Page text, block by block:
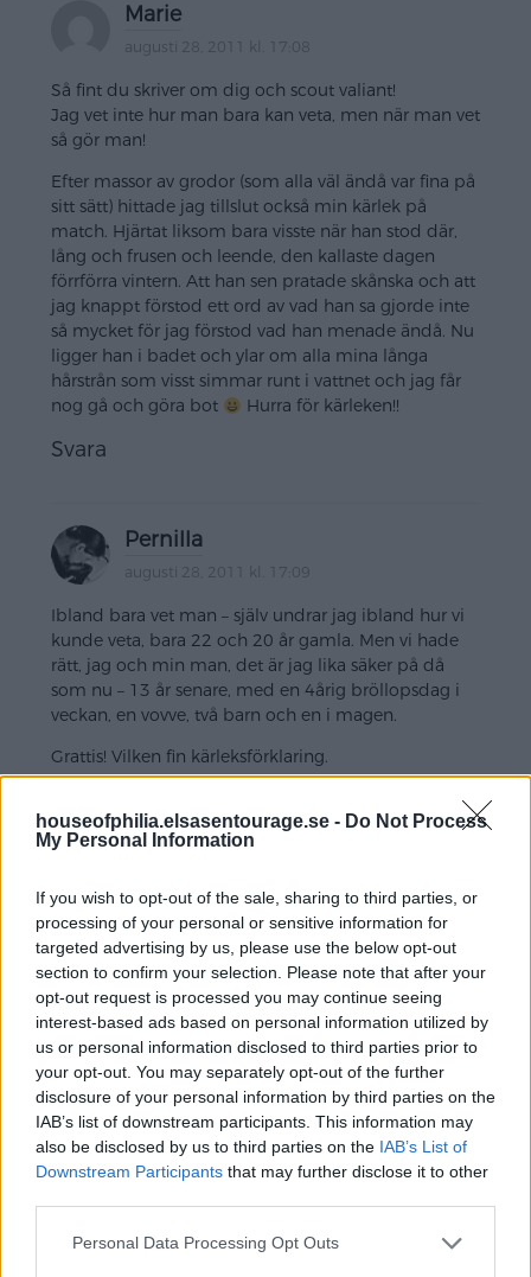
houseofphilia.elsasentourage.se - Do Not Process
My Personal Information
If you wish to opt-out of the sale, sharing to third parties, or
processing of your personal or sensitive information for
targeted advertising by us, please use the below opt-out
section to confirm your selection. Please note that after your
opt-out request is processed you may continue seeing
interest-based ads based on personal information utilized by
us or personal information disclosed to third parties prior to
your opt-out. You may separately opt-out of the further
disclosure of your personal information by third parties on the
IAB’s list of downstream participants. This information may
also be disclosed by us to third parties on the IAB’s List of
Downstream Participants that may further disclose it to other
Personal Data Processing Opt Outs
Marie
augusti 28, 2011 kl. 17:08
Så fint du skriver om dig och scout valiant!
Jag vet inte hur man bara kan veta, men när man vet
så gör man!
Efter massor av grodor (som alla väl ändå var fina på
sitt sätt) hittade jag tillslut också min kärlek på
match. Hjärtat liksom bara visste när han stod där,
lång och frusen och leende, den kallaste dagen
förrförra vintern. Att han sen pratade skånska och att
jag knappt förstod ett ord av vad han sa gjorde inte
så mycket för jag förstod vad han menade ändå. Nu
ligger han i badet och ylar om alla mina långa
hårstrån som visst simmar runt i vattnet och jag får
nog gå och göra bot
Hurra för kärleken!!
Svara
Pernilla
augusti 28, 2011 kl. 17:09
Ibland bara vet man – själv undrar jag ibland hur vi
kunde veta, bara 22 och 20 år gamla. Men vi hade
rätt, jag och min man, det är jag lika säker på då
som nu – 13 år senare, med en 4årig bröllopsdag i
veckan, en vovve, två barn och en i magen.
Grattis! Vilken fin kärleksförklaring.
Odd Molly-holic
augusti 28, 2011 kl. 17:09
Underbart beskrivet, förälskelsen och känslan av att
ha funnit sin själsfrände, det är STORT! Nu efter 20 år
med samme man har förälskelse för länge sedan
lämnat oss och småbarnsårens stress och karriärlivets
press har satt sina spår men vänskapen den består
och det är den som det gäller att hålla fast vid när
det är tufft.
KRAM fina du!!!
Svara